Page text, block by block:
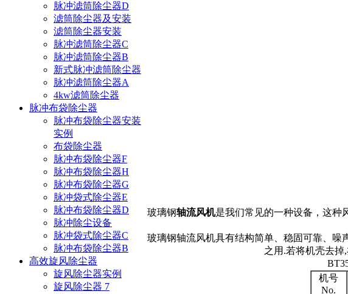
脉冲滤筒除尘器D
滤筒除尘器及安装
滤筒除尘器安装
脉冲滤筒除尘器C
脉冲滤筒除尘器B
新式脉冲滤筒除尘器
脉冲滤筒除尘器A
4kw滤筒除尘器
脉冲布袋除尘器
脉冲布袋除尘器安装
实例
布袋除尘器
脉冲布袋除尘器F
脉冲布袋除尘器H
脉冲布袋除尘器G
脉冲袋式除尘器E
脉冲布袋除尘器D
脉冲除尘设备
脉冲袋式除尘器C
脉冲布袋除尘器B
高效旋风除尘器
旋风除尘器实例
旋风除尘器 7
玻璃钢轴流风机是我们常见的一种设备，这种
玻璃钢轴流风机具有结构简单、稳固可靠、
之用.若将机壳去掉
机号
No.